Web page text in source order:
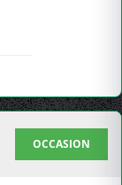
OCCASION